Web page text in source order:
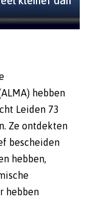
hebben
Leiden 73
Ze ontdekten
bescheiden
hebben,
hebben